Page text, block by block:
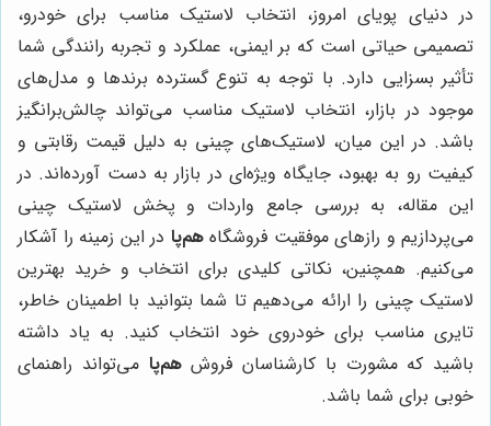
در دنیای پویای امروز، انتخاب لاستیک مناسب برای خودرو،
تصمیمی حیاتی است که بر ایمنی، عملکرد و تجربه رانندگی شما
تأثیر بسزایی دارد. با توجه به تنوع گسترده برندها و مدل‌های
موجود در بازار، انتخاب لاستیک مناسب می‌تواند چالش‌برانگیز
باشد. در این میان، لاستیک‌های چینی به دلیل قیمت رقابتی و
کیفیت رو به بهبود، جایگاه ویژه‌ای در بازار به دست آورده‌اند. در
این مقاله، به بررسی جامع واردات و پخش لاستیک چینی
می‌پردازیم و رازهای موفقیت فروشگاههم‌پا در این زمینه را آشکار
می‌کنیم. همچنین، نکاتی کلیدی برای انتخاب و خرید بهترین
لاستیک چینی را ارائه می‌دهیم تا شما بتوانید با اطمینان خاطر،
تایری مناسب برای خودروی خود انتخاب کنید. به یاد داشته
باشید که مشورت با کارشناسان فروشهم‌پا می‌تواند راهنمای
خوبی برای شما باشد.